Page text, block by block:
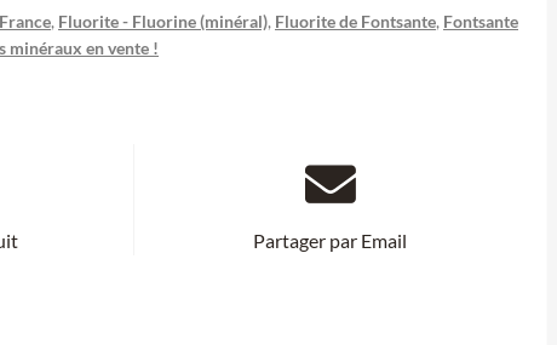
, Fluorite - Fluorine (minéral), Fluorite de Fontsante, Fontsante
minéraux en vente !
Partager par Email